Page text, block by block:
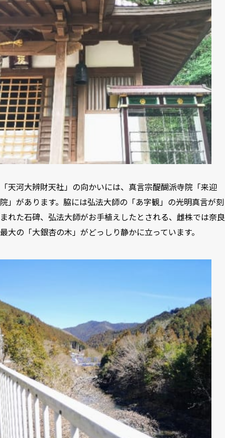
「天河大辨財天社」の向かいには、真言宗醍醐派寺院「来迎
院」があります。脇には弘法大師の「あ字観」の光明真言が刻
まれた石碑、弘法大師がお手植えしたとされる、雌株では奈良
最大の「大銀杏の木」がどっしり静かに立っています。